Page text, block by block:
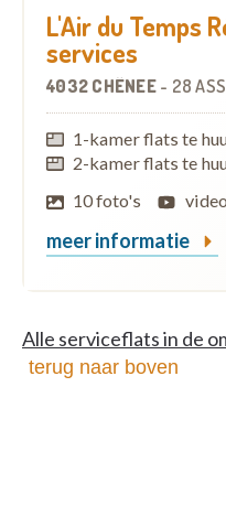
L'Air du Temps
services
4032 CHÊNEE - 28
1-kamer flats te
2-kamer flats te
10 foto's video
meer informatie
Alle serviceflats in de
terug naar boven